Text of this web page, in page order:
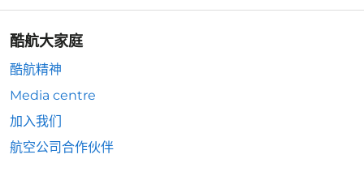
酷航大家庭
酷航精神
Media centre
加入我们
航空公司合作伙伴